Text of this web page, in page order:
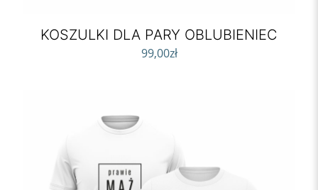
KOSZULKI DLA PARY OBLUBIENIEC
99,00zł